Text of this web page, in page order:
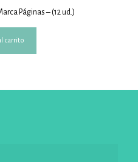
Páginas – (12 ud.)
carrito